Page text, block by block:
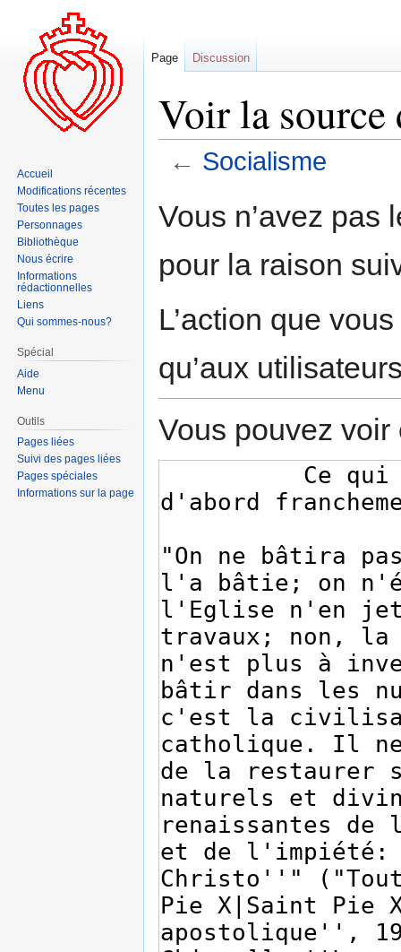
Voir la source
← Socialisme
à
navigation
à
recherche
Vous n’avez pas
pour la raison
L’action que
qu’aux
Vous pouvez
Page Discussion
Accueil
Modifications récentes
Toutes les pages
Personnages
Bibliothèque
Nous écrire
Informations
rédactionnelles
Liens
Qui sommes-nous?
Spécial
Aide
Menu
Outils
Pages liées
Suivi des pages liées
Pages spéciales
Informations sur la page